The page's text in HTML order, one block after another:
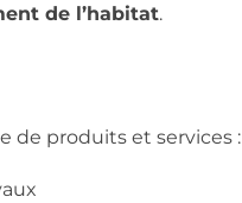
de l’habitat.
de produits et services :